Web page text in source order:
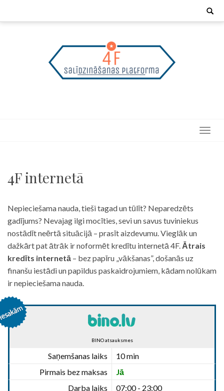
Search
4F internetā
Nepieciešama nauda, tieši tagad un tūlīt? Neparedzēts
gadījums? Nevajag ilgi mocīties, sevi un savus tuviniekus
nostādīt neērtā situācijā – prasīt aizdevumu. Vieglāk un
dažkārt pat ātrāk ir noformēt kredītu internetā 4F. Ātrais
kredīts internetā – bez papīru „vākšanas”, došanās uz
finanšu iestādi un papildus paskaidrojumiem, kādam nolūkam
ir nepieciešama nauda.
BINO atsauksmes
Saņemšanas laiks
10 min
Pirmais bez maksas
Jā
Darba laiks
07:00 - 23:00